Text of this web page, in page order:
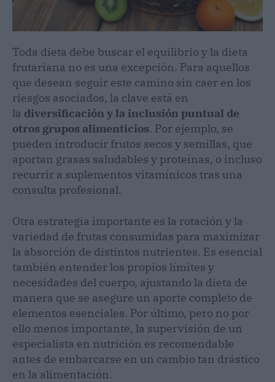
Toda dieta debe buscar el equilibrio y la dieta
frutariana no es una excepción. Para aquellos
que desean seguir este camino sin caer en los
riesgos asociados, la clave está en
la diversificación y la inclusión puntual de
otros grupos alimenticios. Por ejemplo, se
pueden introducir frutos secos y semillas, que
aportan grasas saludables y proteínas, o incluso
recurrir a suplementos vitamínicos tras una
consulta profesional.
Otra estrategia importante es la rotación y la
variedad de frutas consumidas para maximizar
la absorción de distintos nutrientes. Es esencial
también entender los propios límites y
necesidades del cuerpo, ajustando la dieta de
manera que se asegure un aporte completo de
elementos esenciales. Por último, pero no por
ello menos importante, la supervisión de un
especialista en nutrición es recomendable
antes de embarcarse en un cambio tan drástico
en la alimentación.